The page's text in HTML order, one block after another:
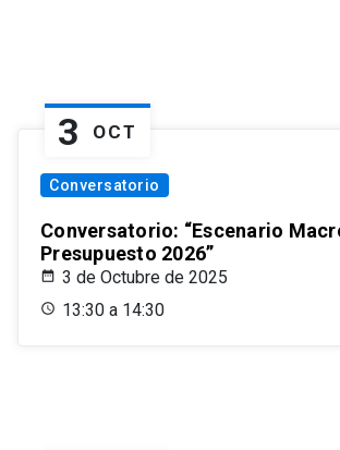
3 OCT
Conversatorio
Conversatorio: “Escenario
Presupuesto 2026”
3 de Octubre de 2025
13:30 a 14:30